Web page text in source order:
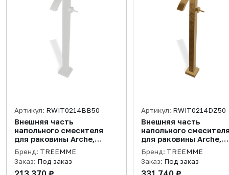
Артикул: RWIT0214BB50
Внешняя часть
напольного смесителя
для раковины Arche,
белый матовый
Бренд: TREEMME
Заказ: Под заказ
Артикул: RWIT0214DZ50
Внешняя часть
напольного
для раковины Arche,
золото
Бренд: TREEMME
Заказ: Под заказ